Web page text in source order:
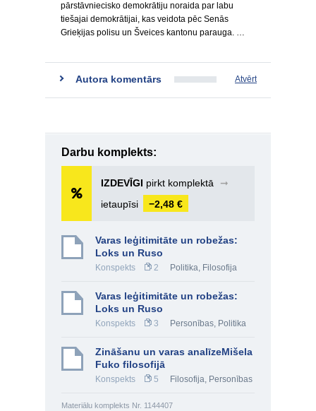
pārstāvniecisko demokrātiju noraida par labu
tiešajai demokrātijai, kas veidota pēc Senās
Grieķijas polisu un Šveices kantonu parauga. …
Autora komentārs Atvērt
Darbu komplekts:
IZDEVĪGI pirkt komplektā
➞
ietaupīsi
−2,48 €
Varas leģitimitāte un robežas:
Loks un Ruso
Konspekts 2 Politika, Filosofija
Varas leģitimitāte un robežas:
Loks un Ruso
Konspekts 3 Personības, Politika
Zināšanu un varas analīzeMišela
Fuko filosofijā
Konspekts 5 Filosofija, Personības
Materiālu komplekts Nr. 1144407